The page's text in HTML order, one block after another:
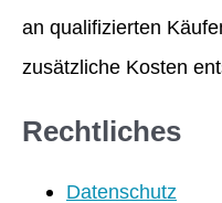
an qualifizierten
zusätzliche Kosten
Rechtliches
Datenschutz